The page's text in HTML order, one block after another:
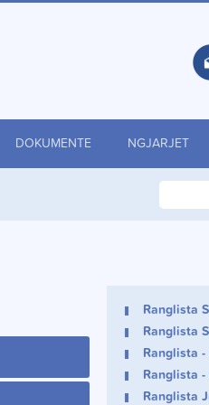
DOKUMENTE NGJARJET
Ranglista
Ranglista
Ranglista -
Ranglista -
Ranglista